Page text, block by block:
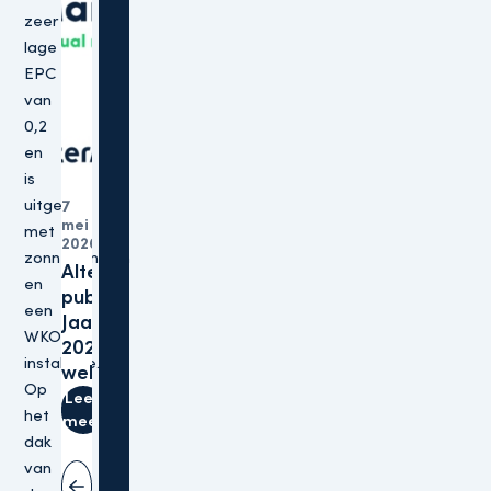
zeer
lage
EPC
van
0,2
en
is
uitgerust
met
zonnepanelen
en
een
WKO-
installatie.
Op
het
dak
van
Altera
publiceert
Jaarverslagen
2025 op haar
website
7
mei
2026
Lees
meer